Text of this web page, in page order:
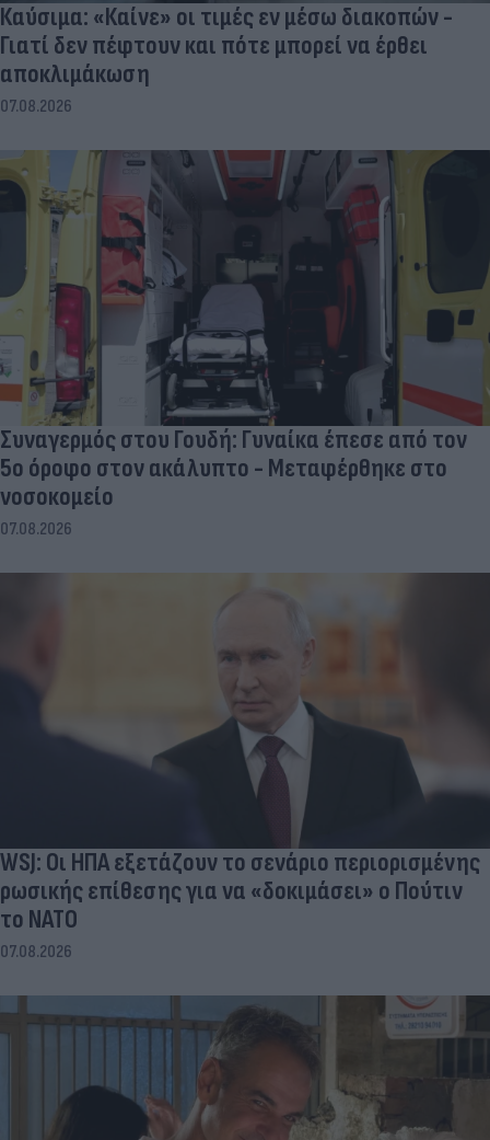
Καύσιμα: «Καίνε» οι τιμές εν μέσω διακοπών -
Γιατί δεν πέφτουν και πότε μπορεί να έρθει
αποκλιμάκωση
07.08.2026
Συναγερμός στου Γουδή: Γυναίκα έπεσε από τον
5ο όροφο στον ακάλυπτο - Μεταφέρθηκε στο
νοσοκομείο
07.08.2026
WSJ: Οι ΗΠΑ εξετάζουν το σενάριο περιορισμένης
ρωσικής επίθεσης για να «δοκιμάσει» ο Πούτιν
το ΝΑΤΟ
07.08.2026